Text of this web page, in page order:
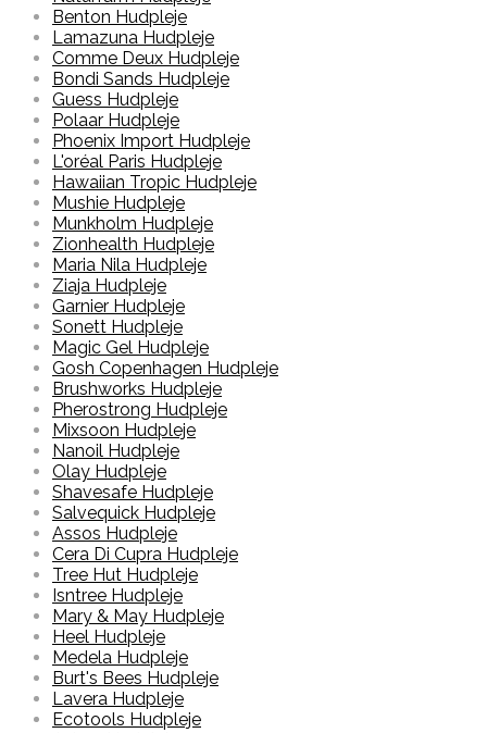
Benton Hudpleje
Lamazuna Hudpleje
Comme Deux Hudpleje
Bondi Sands Hudpleje
Guess Hudpleje
Polaar Hudpleje
Phoenix Import Hudpleje
L'oréal Paris Hudpleje
Hawaiian Tropic Hudpleje
Mushie Hudpleje
Munkholm Hudpleje
Zionhealth Hudpleje
Maria Nila Hudpleje
Ziaja Hudpleje
Garnier Hudpleje
Sonett Hudpleje
Magic Gel Hudpleje
Gosh Copenhagen Hudpleje
Brushworks Hudpleje
Pherostrong Hudpleje
Mixsoon Hudpleje
Nanoil Hudpleje
Olay Hudpleje
Shavesafe Hudpleje
Salvequick Hudpleje
Assos Hudpleje
Cera Di Cupra Hudpleje
Tree Hut Hudpleje
Isntree Hudpleje
Mary & May Hudpleje
Heel Hudpleje
Medela Hudpleje
Burt's Bees Hudpleje
Lavera Hudpleje
Ecotools Hudpleje